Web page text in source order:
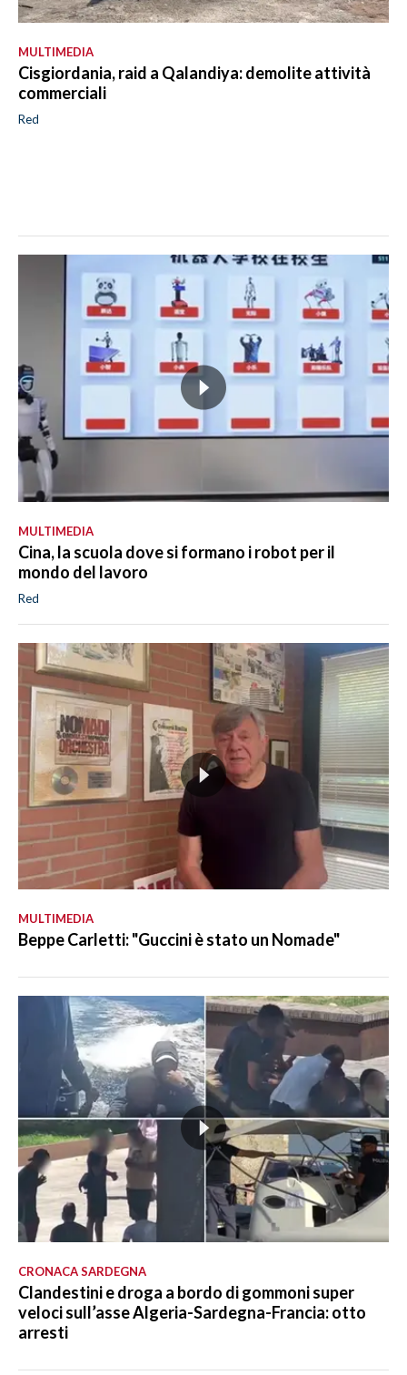
MULTIMEDIA
Cisgiordania, raid a Qalandiya: demolite attività
commerciali
Red
MULTIMEDIA
Cina, la scuola dove si formano i robot per il
mondo del lavoro
Red
MULTIMEDIA
Beppe Carletti: "Guccini è stato un Nomade"
CRONACA SARDEGNA
Clandestini e droga a bordo di gommoni super
veloci sull’asse Algeria-Sardegna-Francia: otto
arresti